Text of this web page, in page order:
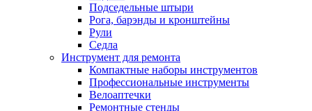
Подседельные штыри
Рога, барэнды и кронштейны
Рули
Седла
Инструмент для ремонта
Компактные наборы инструментов
Профессиональные инструменты
Велоаптечки
Ремонтные стенды